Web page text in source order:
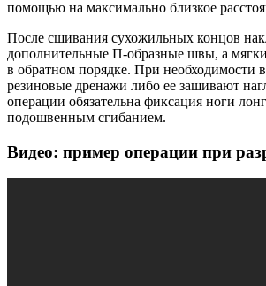
помощью на максимально близкое
После сшивания сухожильных концов
дополнительные П-образные швы, а
в обратном порядке. При необходимости
резиновые дренажи либо ее зашивают
операции обязательна фиксация ноги
подошвенным сгибанием.
Видео: пример операции при